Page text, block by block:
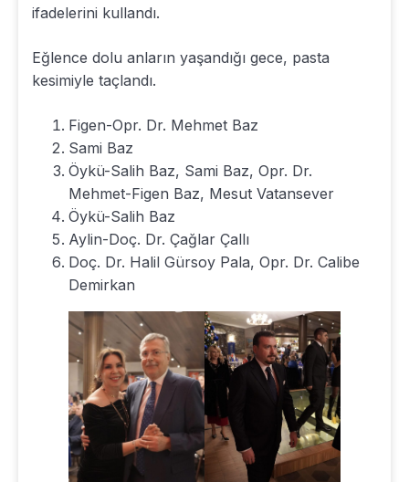
ifadelerini kullandı.
Eğlence dolu anların yaşandığı gece, pasta
kesimiyle taçlandı.
Figen-Opr. Dr. Mehmet Baz
Sami Baz
Öykü-Salih Baz, Sami Baz, Opr. Dr.
Mehmet-Figen Baz, Mesut Vatansever
Öykü-Salih Baz
Aylin-Doç. Dr. Çağlar Çallı
Doç. Dr. Halil Gürsoy Pala, Opr. Dr. Calibe
Demirkan